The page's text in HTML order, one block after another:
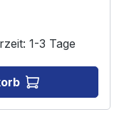
Der Jet-Loader
einen niedrigen
Die
Balken tragen
Anhänger mit einem
kg und einer 100
1-3 Tage